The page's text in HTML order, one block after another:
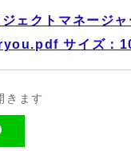
ェクトマネージ
サイズ：
きます